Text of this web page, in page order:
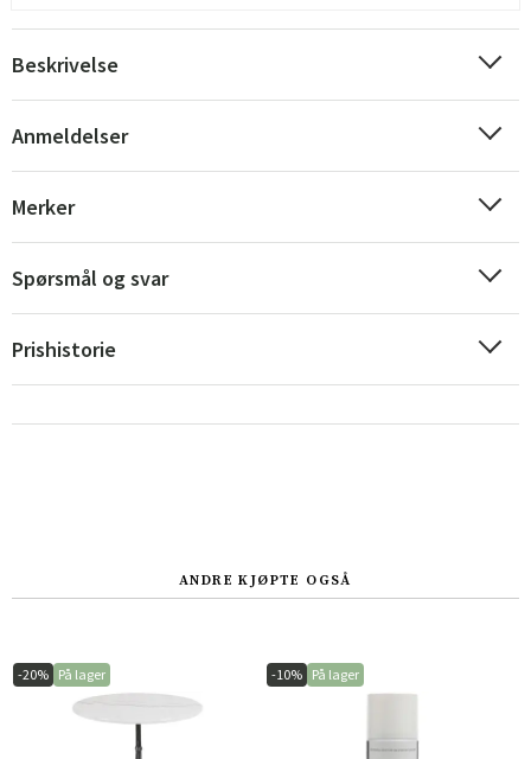
Sverige
Beskrivelse
Anmeldelser
Merker
Spørsmål og svar
Prishistorie
ANDRE KJØPTE OGSÅ
-20% På lager -10% På lager